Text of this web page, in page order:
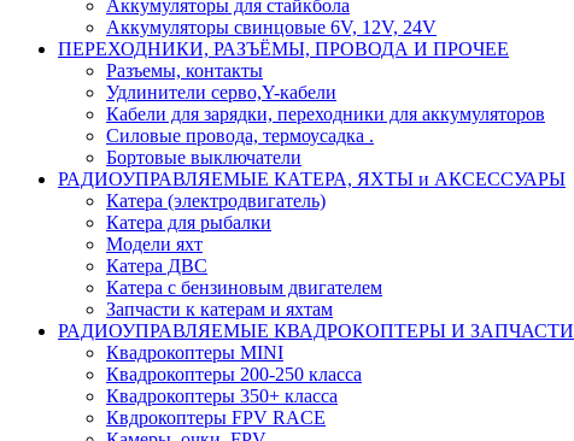
Аккумуляторы для стайкбола
Аккумуляторы свинцовые 6V, 12V, 24V
ПЕРЕХОДНИКИ, РАЗЪЁМЫ, ПРОВОДА И ПРОЧЕЕ
Разъемы, контакты
Удлинители серво,Y-кабели
Кабели для зарядки, переходники для аккумуляторов
Силовые провода, термоусадка .
Бортовые выключатели
РАДИОУПРАВЛЯЕМЫЕ КАТЕРА, ЯХТЫ и АКСЕССУАРЫ
Катера (электродвигатель)
Катера для рыбалки
Модели яхт
Катера ДВС
Катера с бензиновым двигателем
Запчасти к катерам и яхтам
РАДИОУПРАВЛЯЕМЫЕ КВАДРОКОПТЕРЫ И ЗАПЧАСТИ
Квадрокоптеры MINI
Квадрокоптеры 200-250 класса
Квадрокоптеры 350+ класса
Квдрокоптеры FPV RACE